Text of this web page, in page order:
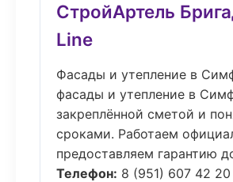
СтройАртель
Line
Фасады и утепление в
фасады и утепление в
закреплённой сметой и
сроками. Работаем
предоставляем гарантию
Телефон: 8 (951) 607 42 20